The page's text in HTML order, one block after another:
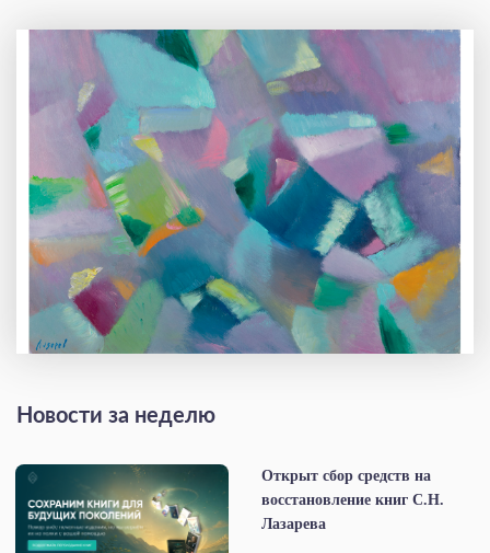
Новости за неделю
Открыт сбор средств на
восстановление книг С.Н.
Лазарева